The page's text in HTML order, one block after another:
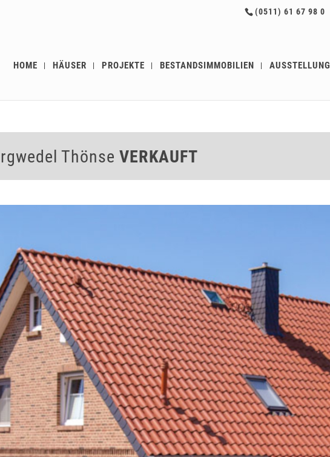
(0511) 61 67 98 0
HOME HÄUSER PROJEKTE BESTANDSIMMOBILIEN AUSSTELLUNG
Thönse VERKAUFT